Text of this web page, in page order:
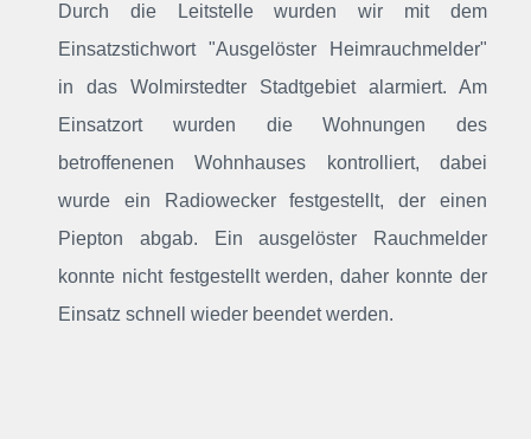
Durch die Leitstelle wurden wir mit dem
Einsatzstichwort "Ausgelöster Heimrauchmelder"
in das Wolmirstedter Stadtgebiet alarmiert. Am
Einsatzort wurden die Wohnungen des
betroffenenen Wohnhauses kontrolliert, dabei
wurde ein Radiowecker festgestellt, der einen
Piepton abgab. Ein ausgelöster Rauchmelder
konnte nicht festgestellt werden, daher konnte der
Einsatz schnell wieder beendet werden.